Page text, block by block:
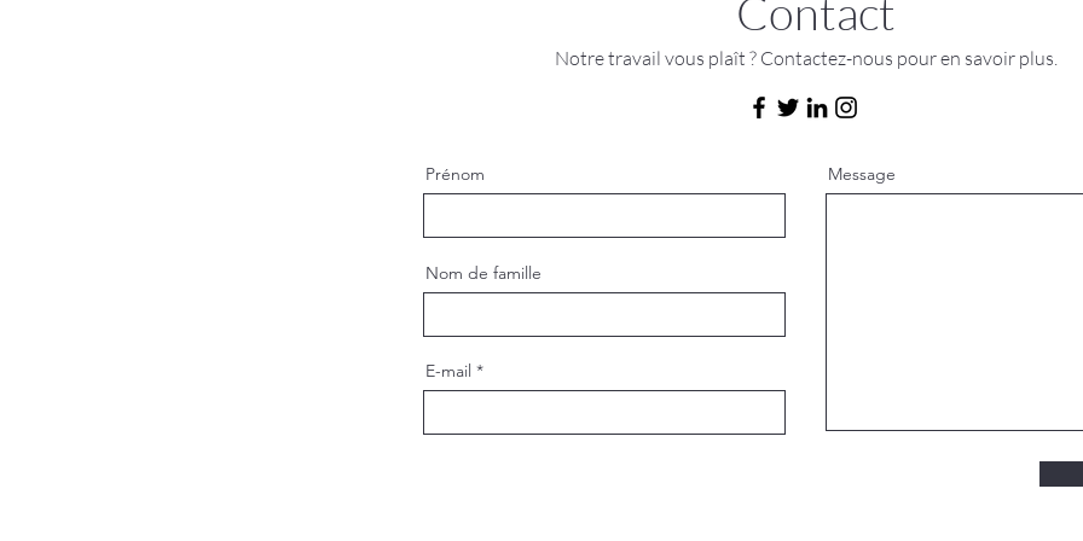
Contact
Notre travail vous plaît ? Contactez-nous pour en savoir plus.
Prénom
Nom de famille
E-mail
Message